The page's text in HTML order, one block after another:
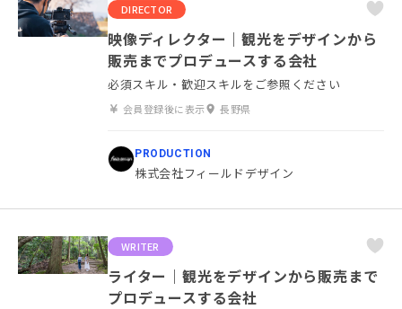
DIRECTOR
映像ディレクター｜観光をデザインから
販売までプロデュースする会社
必須スキル・歓迎スキルをご参照ください
会員登録後に表示 長野県
PRODUCTION
株式会社フィールドデザイン
WRITER
ライター｜観光をデザインから販売まで
プロデュースする会社